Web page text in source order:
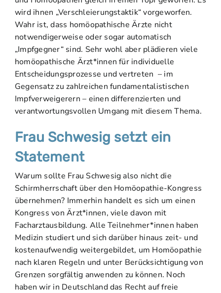
wird ihnen „Verschleierungstaktik“ vorgeworfen.
Wahr ist, dass homöopathische Ärzte nicht
notwendigerweise oder sogar automatisch
„Impfgegner“ sind. Sehr wohl aber plädieren viele
homöopathische Ärzt*innen für individuelle
Entscheidungsprozesse und vertreten – im
Gegensatz zu zahlreichen fundamentalistischen
Impfverweigerern – einen differenzierten und
verantwortungsvollen Umgang mit diesem Thema.
Frau Schwesig setzt ein
Statement
Warum sollte Frau Schwesig also nicht die
Schirmherrschaft über den Homöopathie-Kongress
übernehmen? Immerhin handelt es sich um einen
Kongress von Ärzt*innen, viele davon mit
Facharztausbildung. Alle Teilnehmer*innen haben
Medizin studiert und sich darüber hinaus zeit- und
kostenaufwendig weitergebildet, um Homöopathie
nach klaren Regeln und unter Berücksichtigung von
Grenzen sorgfältig anwenden zu können. Noch
haben wir in Deutschland das Recht auf freie